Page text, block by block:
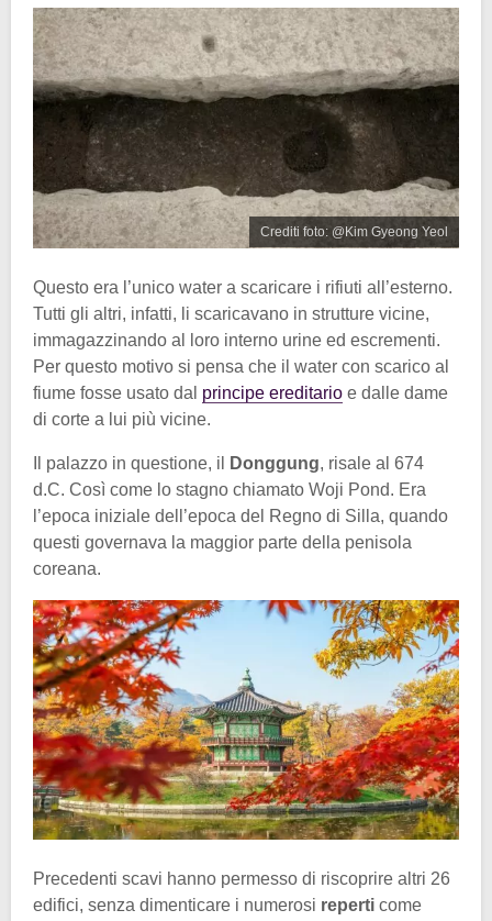
Crediti foto: @Kim Gyeong Yeol
Questo era l’unico water a scaricare i rifiuti all’esterno.
Tutti gli altri, infatti, li scaricavano in strutture vicine,
immagazzinando al loro interno urine ed escrementi.
Per questo motivo si pensa che il water con scarico al
fiume fosse usato dal principe ereditario e dalle dame
di corte a lui più vicine.
Il palazzo in questione, il Donggung, risale al 674
d.C. Così come lo stagno chiamato Woji Pond. Era
l’epoca iniziale dell’epoca del Regno di Silla, quando
questi governava la maggior parte della penisola
coreana.
Precedenti scavi hanno permesso di riscoprire altri 26
edifici, senza dimenticare i numerosi reperti come